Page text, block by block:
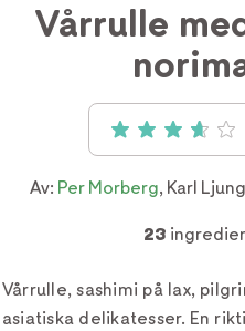
Vårrulle
Betyg: 3.71 av
Av: Per Morberg, Karl Ljung
23
Vårrulle, sashimi på lax,
asiatiska delikatesser. En